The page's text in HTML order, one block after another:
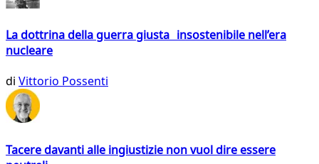
La dottrina della guerra giusta insostenibile nell’era
nucleare
di Vittorio Possenti
Tacere davanti alle ingiustizie non vuol dire essere